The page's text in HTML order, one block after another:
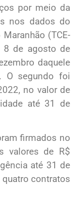
por meio da
nos dados do
(TCE-
8 de agosto de
daquele
O segundo foi
no valor de
até 31 de
firmados no
valores de R$
até 31 de
contratos